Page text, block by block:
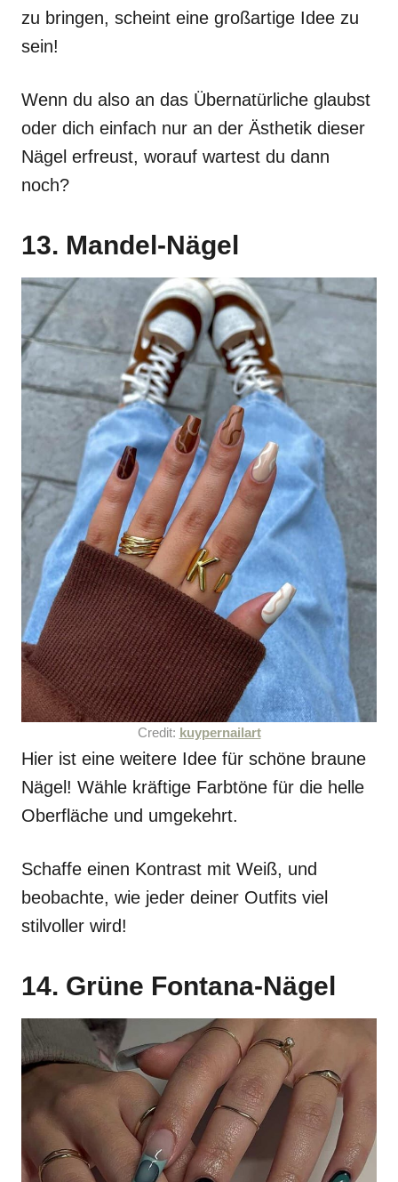
zu bringen, scheint eine großartige Idee zu
sein!
Wenn du also an das Übernatürliche glaubst
oder dich einfach nur an der Ästhetik dieser
Nägel erfreust, worauf wartest du dann
noch?
13. Mandel-Nägel
Credit: kuypernailart
Hier ist eine weitere Idee für schöne braune
Nägel! Wähle kräftige Farbtöne für die helle
Oberfläche und umgekehrt.
Schaffe einen Kontrast mit Weiß, und
beobachte, wie jeder deiner Outfits viel
stilvoller wird!
14. Grüne Fontana-Nägel